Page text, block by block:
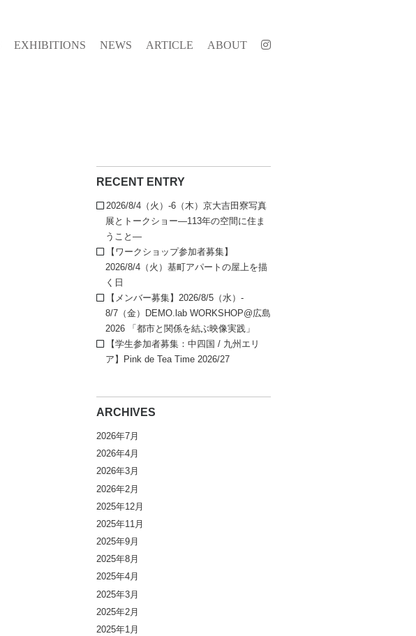
EXHIBITIONS NEWS ARTICLE ABOUT
RECENT ENTRY
2026/8/4（火）-6（木）京大吉田寮写真
展とトークショー—113年の空間に住ま
うこと—
【ワークショップ参加者募集】
2026/8/4（火）基町アパートの屋上を描
く日
【メンバー募集】2026/8/5（水）-
8/7（金）DEMO.lab WORKSHOP@広島
2026 「都市と関係を結ぶ映像実践」
【学生参加者募集：中四国 / 九州エリ
ア】Pink de Tea Time 2026/27
ARCHIVES
2026年7月
2026年4月
2026年3月
2026年2月
2025年12月
2025年11月
2025年9月
2025年8月
2025年4月
2025年3月
2025年2月
2025年1月